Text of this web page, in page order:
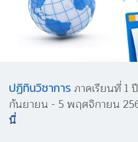
ปฏิทินวิชาการภาคเรียนที่ 1
กันยายน - 5 พฤศจิกายน
นี่